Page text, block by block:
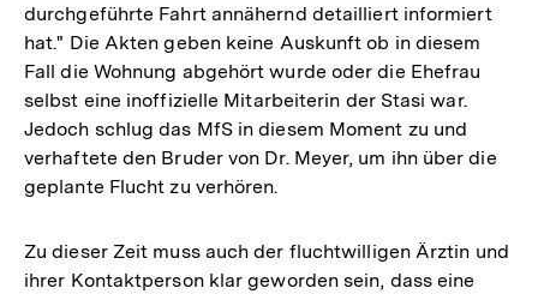
durchgeführte Fahrt annähernd detailliert informiert
hat." Die Akten geben keine Auskunft ob in diesem
Fall die Wohnung abgehört wurde oder die Ehefrau
selbst eine inoffizielle Mitarbeiterin der Stasi war.
Jedoch schlug das MfS in diesem Moment zu und
verhaftete den Bruder von Dr. Meyer, um ihn über die
geplante Flucht zu verhören.
Zu dieser Zeit muss auch der fluchtwilligen Ärztin und
ihrer Kontaktperson klar geworden sein, dass eine